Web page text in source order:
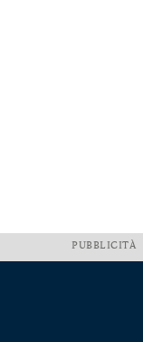
PUBBLICITÀ